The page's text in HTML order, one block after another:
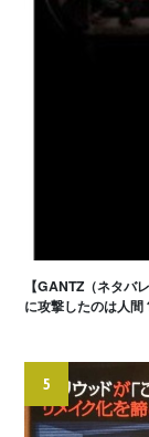
【GANTZ（ネタバ
に攻撃したのは人
5